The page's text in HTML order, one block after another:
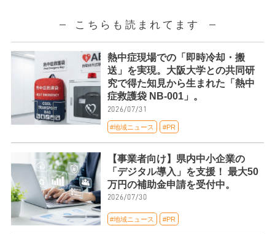
こちらも読まれてます
熱中症現場での「即時冷却・搬
送」を実現。大阪大学との共同研
究で得た知見から生まれた「熱中
症救護袋 NB-001」。
2026/07/31
#地域ニュース #PR
【事業者向け】県内中小企業の
「デジタル導入」を支援！ 最大50
万円の補助金申請を受付中。
2026/07/30
#地域ニュース #PR